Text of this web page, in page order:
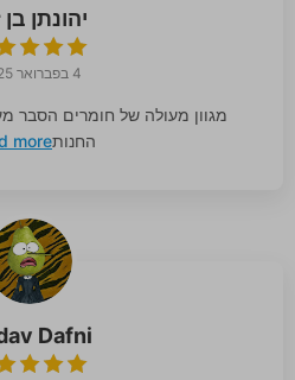
יהונתן בן
4 בפברואר 2025
מגוון מעולה של חומרים הסבר
החנותmore
Dafni